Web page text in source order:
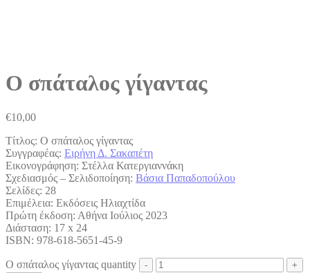
Ο σπάταλος γίγαντας
€10,00
Τίτλος: Ο σπάταλος γίγαντας
Συγγραφέας: Ειρήνη Δ. Σακαπέτη
Εικονογράφηση: Στέλλα Κατεργιαννάκη
Σχεδιασμός – Σελιδοποίηση: Βάσια Παπαδοπούλου
Σελίδες: 28
Επιμέλεια: Εκδόσεις Ηλιαχτίδα
Πρώτη έκδοση: Αθήνα Ιούλιος 2023
Διάσταση: 17 x 24
ISBN: 978-618-5651-45-9
Ο σπάταλος γίγαντας quantity